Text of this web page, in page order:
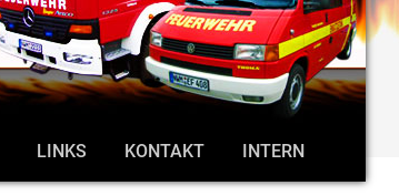
LINKS KONTAKT INTERN